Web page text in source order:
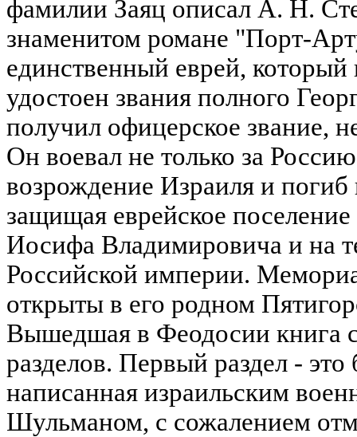
фамилии Заяц описал А. Н.
знаменитом романе "Порт-
единственный еврей,
удостоен звания полного
получил офицерское звание,
Он воевал не только за
возрождение Израиля и
защищая еврейское
Иосифа Владимировича и на
Российской империи.
открыты в его родном
Вышедшая в Феодосии книга
разделов. Первый раздел -
написанная израильским
Шульманом, с сожалением